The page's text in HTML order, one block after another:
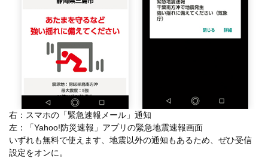
右：スマホの「緊急速報メール」通知
左：「Yahoo!防災速報」アプリの緊急地震速報画面
いずれも無料で使えます、地震以外の通知もあるため、ぜひ受信
設定をオンに。